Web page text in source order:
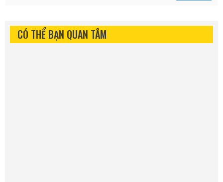
CÓ THỂ BẠN QUAN TÂM